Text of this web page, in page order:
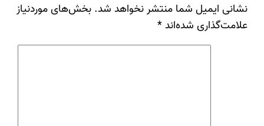
نشانی ایمیل شما منتشر نخواهد شد. بخش‌های موردنیاز
علامت‌گذاری شده‌اند*